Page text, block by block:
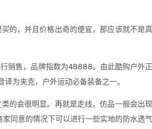
的，并且价格出奇的便宜，那应该就不是真
销售，品牌指数为48888。由此酷购户外正
为夹克，户外运动必备装备之一。
的会很明显。再就是走线，仿品一般会出现
同意的情况下可以进行一些实地的防水透气